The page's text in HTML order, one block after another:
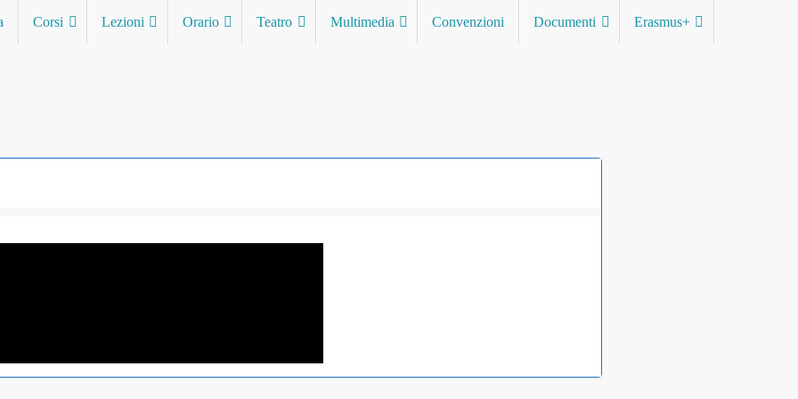
Corsi Lezioni Orario Teatro Multimedia Convenzioni Documenti Erasmus+